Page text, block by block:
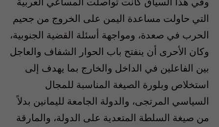
التي حاولت مساعدة اليمن على الخروج من جحيم
الحرب في صعدة، ومواجهة أسئلة القضية الجنوبية،
وكان الأحرى أن ينفتح باب الحوار الشفاف والعاجل
بين الفاعلين في الداخل والخارج بما يهدف إلى
استخلاص وبلورة الصيغة المناسبة للمجال
السياسي المرتجى، والدولة الجامعة لليمانين بدلاً
من صيغة السلطة المتعدية على الدولة، والمارقة